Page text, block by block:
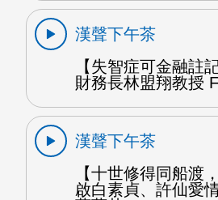
漢聲下午茶
【失智症可金融註
財務長林盟翔教授
漢聲下午茶
【十世修得同船渡
啟白素貞、許仙愛